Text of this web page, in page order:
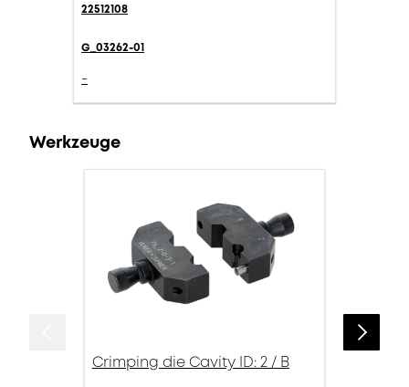
22512108
G_03262-01
-
Werkzeuge
Crimping die Cavity ID: 2 / B